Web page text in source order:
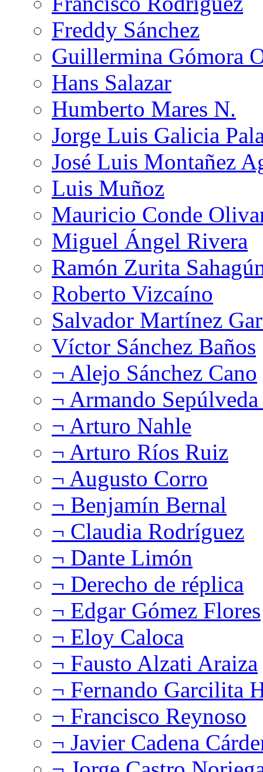
Freddy Sánchez
Guillermina Gómora
Hans Salazar
Humberto Mares N.
Jorge Luis Galicia
José Luis Montañez
Luis Muñoz
Mauricio Conde
Miguel Ángel Rivera
Ramón Zurita
Roberto Vizcaíno
Salvador Martínez
Víctor Sánchez Baños
¬ Alejo Sánchez Cano
¬ Armando
¬ Arturo Nahle
¬ Arturo Ríos Ruiz
¬ Augusto Corro
¬ Benjamín Bernal
¬ Claudia Rodríguez
¬ Dante Limón
¬ Derecho de réplica
¬ Edgar Gómez Flores
¬ Eloy Caloca
¬ Fausto Alzati Araiza
¬ Fernando Garcilita
¬ Francisco Reynoso
¬ Javier Cadena